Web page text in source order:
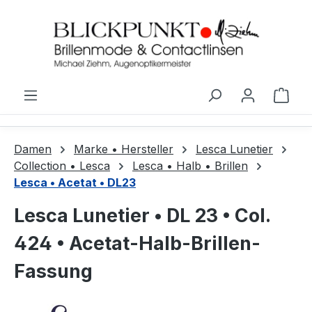
Damen Marke • Hersteller
Lesca Lunetier
Collection • Lesca
Lesca • Halb • Brillen
Lesca • Acetat • DL23
Lesca Lunetier • DL 23 • Col.
424 • Acetat-Halb-Brillen-
Fassung